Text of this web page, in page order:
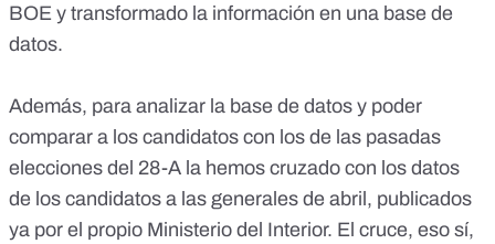
BOE y transformado la información en una base de
datos.
Además, para analizar la base de datos y poder
comparar a los candidatos con los de las pasadas
elecciones del 28-A la hemos cruzado con los datos
de los candidatos a las generales de abril, publicados
ya por el propio Ministerio del Interior. El cruce, eso sí,